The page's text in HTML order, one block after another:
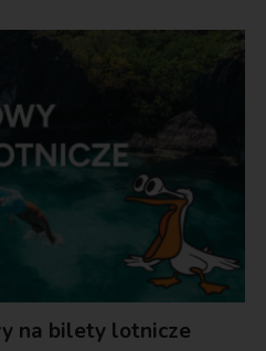
na bilety lotnicze